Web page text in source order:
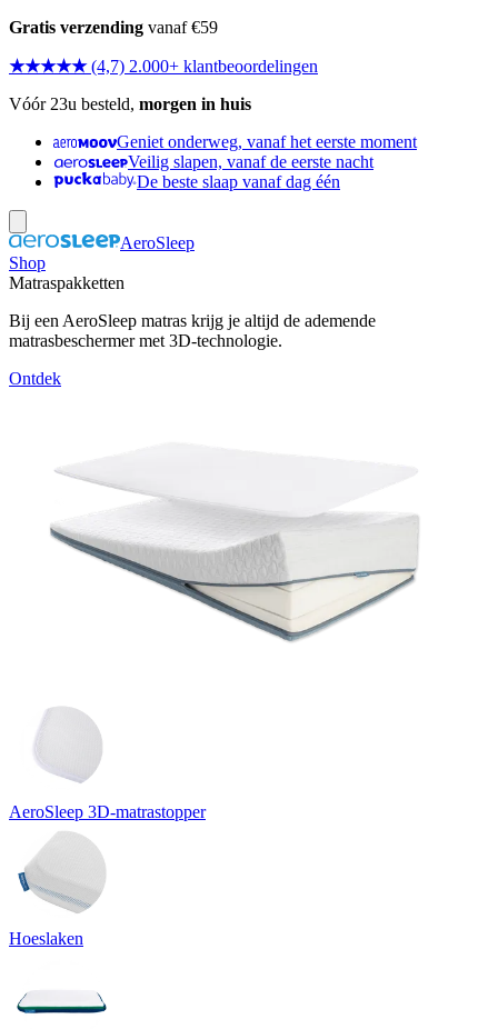
Gratis verzending vanaf €59
★★★★★ (4,7) 2.000+ klantbeoordelingen
Vóór 23u besteld, morgen in huis
Geniet onderweg, vanaf het eerste moment
Veilig slapen, vanaf de eerste nacht
De beste slaap vanaf dag één
AeroSleep
Shop
Matraspakketten
Bij een AeroSleep matras krijg je altijd de ademende
matrasbeschermer met 3D-technologie.
Ontdek
AeroSleep 3D-matrastopper
Hoeslaken